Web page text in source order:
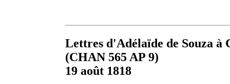
Lettres d'Adélaïde de Souza à
(CHAN 565 AP 9)
19 août 1818